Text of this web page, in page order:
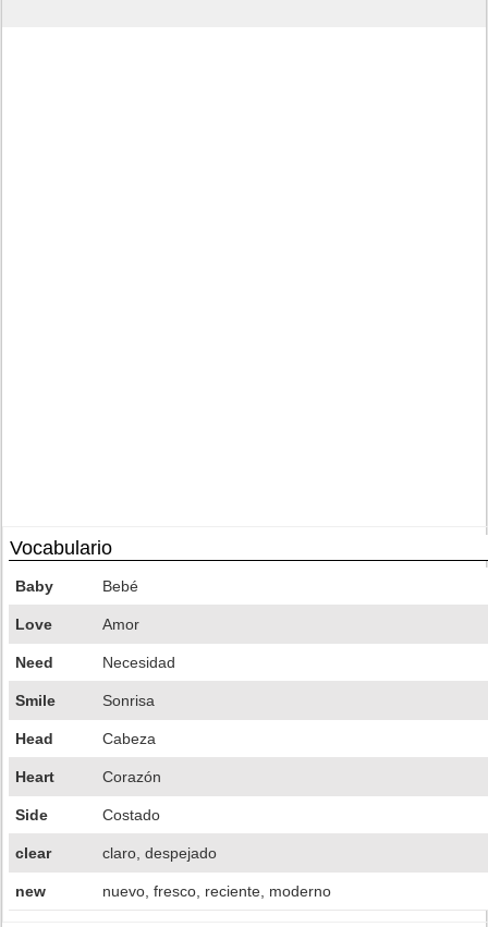
Vocabulario
Baby Bebé
Love Amor
Need Necesidad
Smile Sonrisa
Head Cabeza
Heart Corazón
Side Costado
clear claro, despejado
new nuevo, fresco, reciente, moderno